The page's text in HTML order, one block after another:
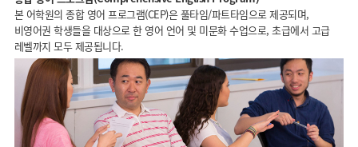
본 어학원의 종합 영어 프로그램(CEP)은 풀타임/파트타임으로 제공되며,
비영어권 학생들을 대상으로 한 영어 언어 및 미문화 수업으로, 초급에서 고급
레벨까지 모두 제공됩니다.